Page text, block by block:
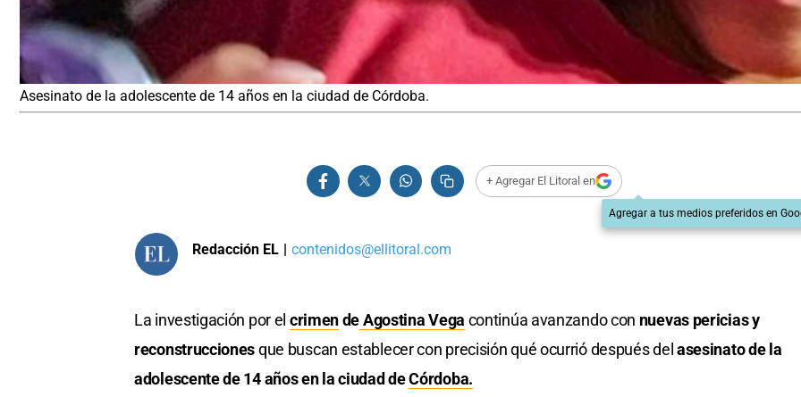
Asesinato de la adolescente de 14 años en la ciudad de Córdoba.
+ Agregar El Litoral en
Agregar a tus medios preferidos en
Redacción EL | contenidos@ellitoral.com
La investigación por el crimendeAgostina Vega continúa avanzando con nuevas pericias y
reconstruccionesque buscan establecer con precisión qué ocurrió después del asesinato de la
adolescente de 14 años en la ciudad deCórdoba.